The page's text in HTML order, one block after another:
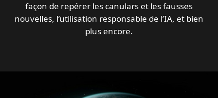
façon de repérer les canulars et les fausses
nouvelles, l’utilisation responsable de l’IA, et bien
plus encore.